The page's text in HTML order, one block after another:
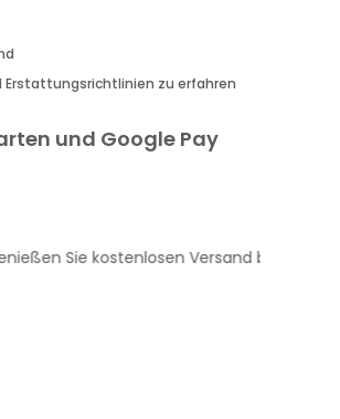
Erstattungsrichtlinien zu erfahren
und Google Pay
Sie kostenlosen Versand bei